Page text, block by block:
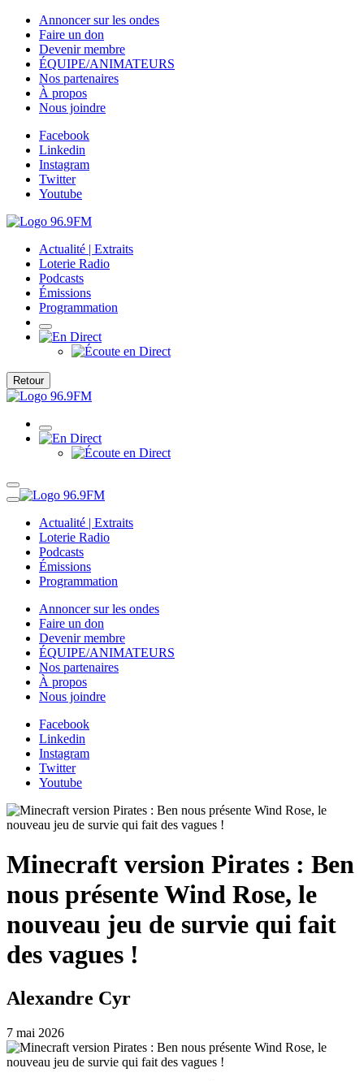
Annoncer sur les ondes
Faire un don
Devenir membre
ÉQUIPE/ANIMATEURS
Nos partenaires
À propos
Nous joindre
Facebook
Linkedin
Instagram
Twitter
Youtube
Actualité | Extraits
Loterie Radio
Podcasts
Émissions
Programmation
Retour
Actualité | Extraits
Loterie Radio
Podcasts
Émissions
Programmation
Annoncer sur les ondes
Faire un don
Devenir membre
ÉQUIPE/ANIMATEURS
Nos partenaires
À propos
Nous joindre
Facebook
Linkedin
Instagram
Twitter
Youtube
Minecraft version Pirates : Ben
nous présente Wind Rose, le
nouveau jeu de survie qui fait
des vagues !
Alexandre Cyr
7 mai 2026